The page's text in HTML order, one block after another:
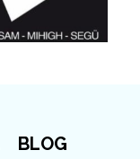
BLOG